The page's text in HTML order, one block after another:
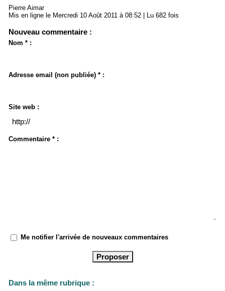
Pierre Aimar
Mis en ligne le Mercredi 10 Août 2011 à 08:52 | Lu 682 fois
Nouveau commentaire :
Nom * :
Adresse email (non publiée) * :
Site web :
Commentaire * :
Me notifier l'arrivée de nouveaux commentaires
Dans la même rubrique :